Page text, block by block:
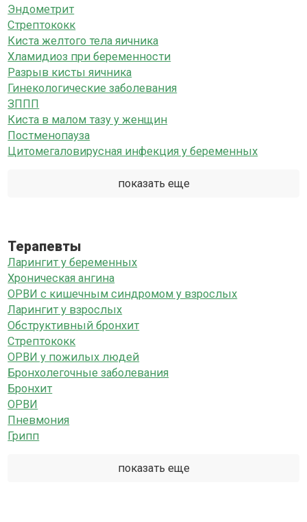
Эндометрит
Стрептококк
Киста желтого тела яичника
Хламидиоз при беременности
Разрыв кисты яичника
Гинекологические заболевания
ЗППП
Киста в малом тазу у женщин
Постменопауза
Цитомегаловирусная инфекция у беременных
показать еще
Терапевты
Ларингит у беременных
Хроническая ангина
ОРВИ с кишечным синдромом у взрослых
Ларингит у взрослых
Обструктивный бронхит
Стрептококк
ОРВИ у пожилых людей
Бронхолегочные заболевания
Бронхит
ОРВИ
Пневмония
Грипп
показать еще